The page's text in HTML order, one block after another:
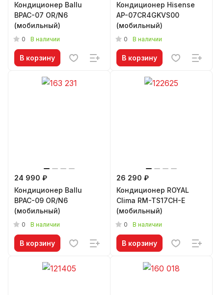
Кондиционер Ballu
BPAC-07 OR/N6
(мобильный)
0 В наличии
В корзину
Кондиционер Hisense
AP-07CR4GKVS00
(мобильный)
0 В наличии
В корзину
24 990 ₽
Кондиционер Ballu
BPAC-09 OR/N6
(мобильный)
0 В наличии
В корзину
26 290 ₽
Кондиционер ROYAL
Clima RM-TS17CH-E
(мобильный)
0 В наличии
В корзину